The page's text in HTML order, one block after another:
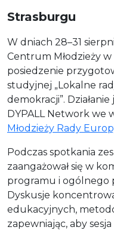
Strasburgu
W dniach 28–31
Centrum Młodzieży
posiedzenie
studyjnej „Lokalne
demokracji”.
DYPALL Network we
Młodzieży Rady
Podczas spotkania
zaangażował się w
programu i ogólnego
Dyskusje
edukacyjnych,
zapewniając, aby